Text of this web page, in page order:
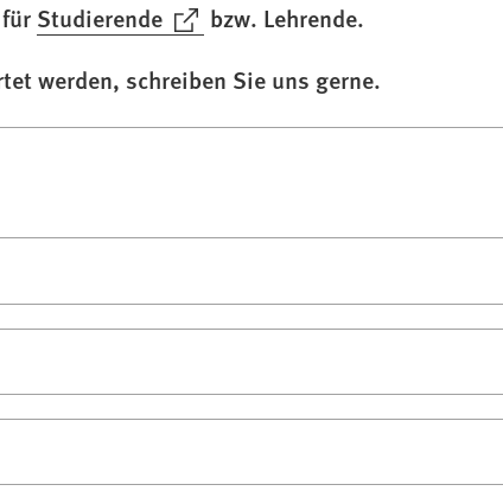
Studierende
bzw. Lehrende.
werden, schreiben Sie uns gerne.